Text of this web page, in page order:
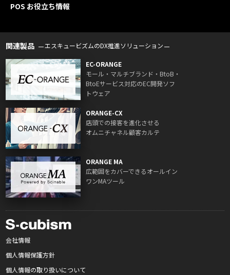
POS お役立ち情報
関連製品 エスキュービズムのDX推進ソリューション
EC-ORANGE
モール・マルチブランド・BtoB・
BtoEサービス対応のEC開発ソフ
トウェア
ORANGE-CX
店頭での接客を進化させる
オムニチャネル顧客カルテ
ORANGE MA
広範囲をカバーできるオールイン
ワンMAツール
会社情報
個人情報保護方針
個人情報の取り扱いについて